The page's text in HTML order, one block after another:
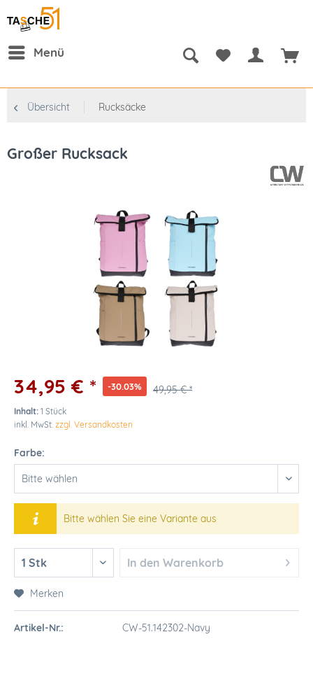
Menü
Übersicht Rucksäcke
Großer Rucksack
34,95 € * -30.03% 49,95 € *
Inhalt: 1 Stück
inkl. MwSt. zzgl. Versandkosten
Farbe:
Bitte wählen Sie eine Variante aus
In den Warenkorb
Merken
Artikel-Nr.: CW-51.142302-Navy